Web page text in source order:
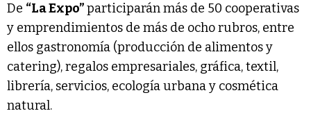
De “La Expo”participarán más de 50 cooperativas
y emprendimientos de más de ocho rubros, entre
ellos gastronomía (producción de alimentos y
catering), regalos empresariales, gráfica, textil,
librería, servicios, ecología urbana y cosmética
natural.